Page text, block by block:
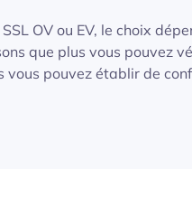
OV ou EV, le choix
que plus vous pouvez
pouvez établir de